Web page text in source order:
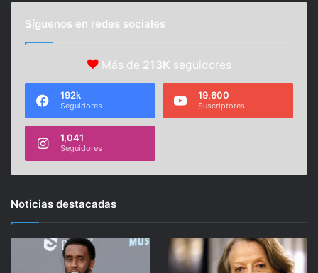
Síguenos en redes sociales
Más de 213K seguidores
192k
Seguidores
19,600
Suscriptores
1,041
Seguidores
Noticias destacadas